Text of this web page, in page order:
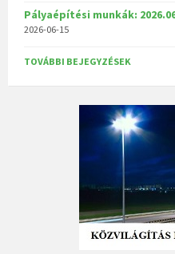
Pályaépítési munkák:
2026-06-15
TOVÁBBI BEJEGYZÉSEK